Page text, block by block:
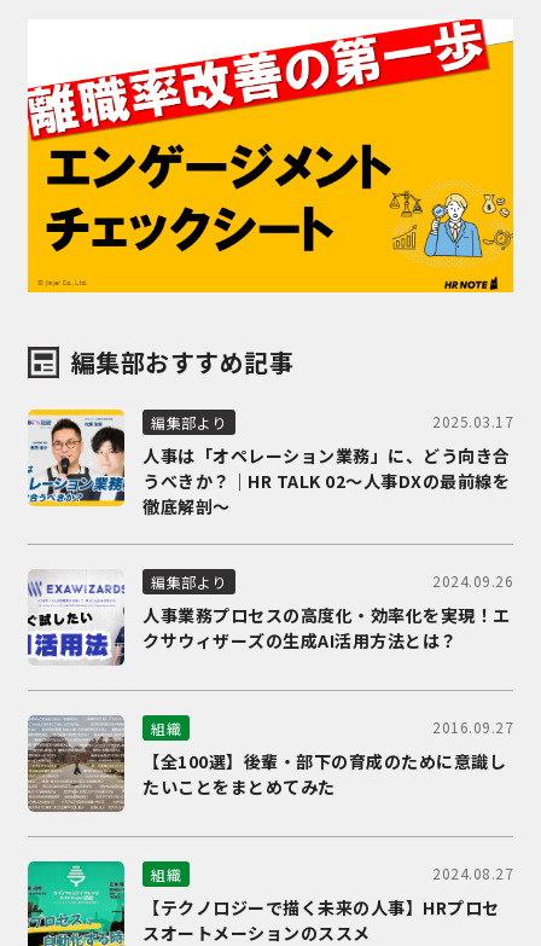
編集部おすすめ記事
編集部より 2025.03.17
人事は「オペレーション業務」に、どう向き合
うべきか？｜HR TALK 02～人事DXの最前線を
徹底解剖～
編集部より 2024.09.26
人事業務プロセスの高度化・効率化を実現！エ
クサウィザーズの生成AI活用方法とは？
組織 2016.09.27
【全100選】後輩・部下の育成のために意識し
たいことをまとめてみた
組織 2024.08.27
【テクノロジーで描く未来の人事】HRプロセ
スオートメーションのススメ